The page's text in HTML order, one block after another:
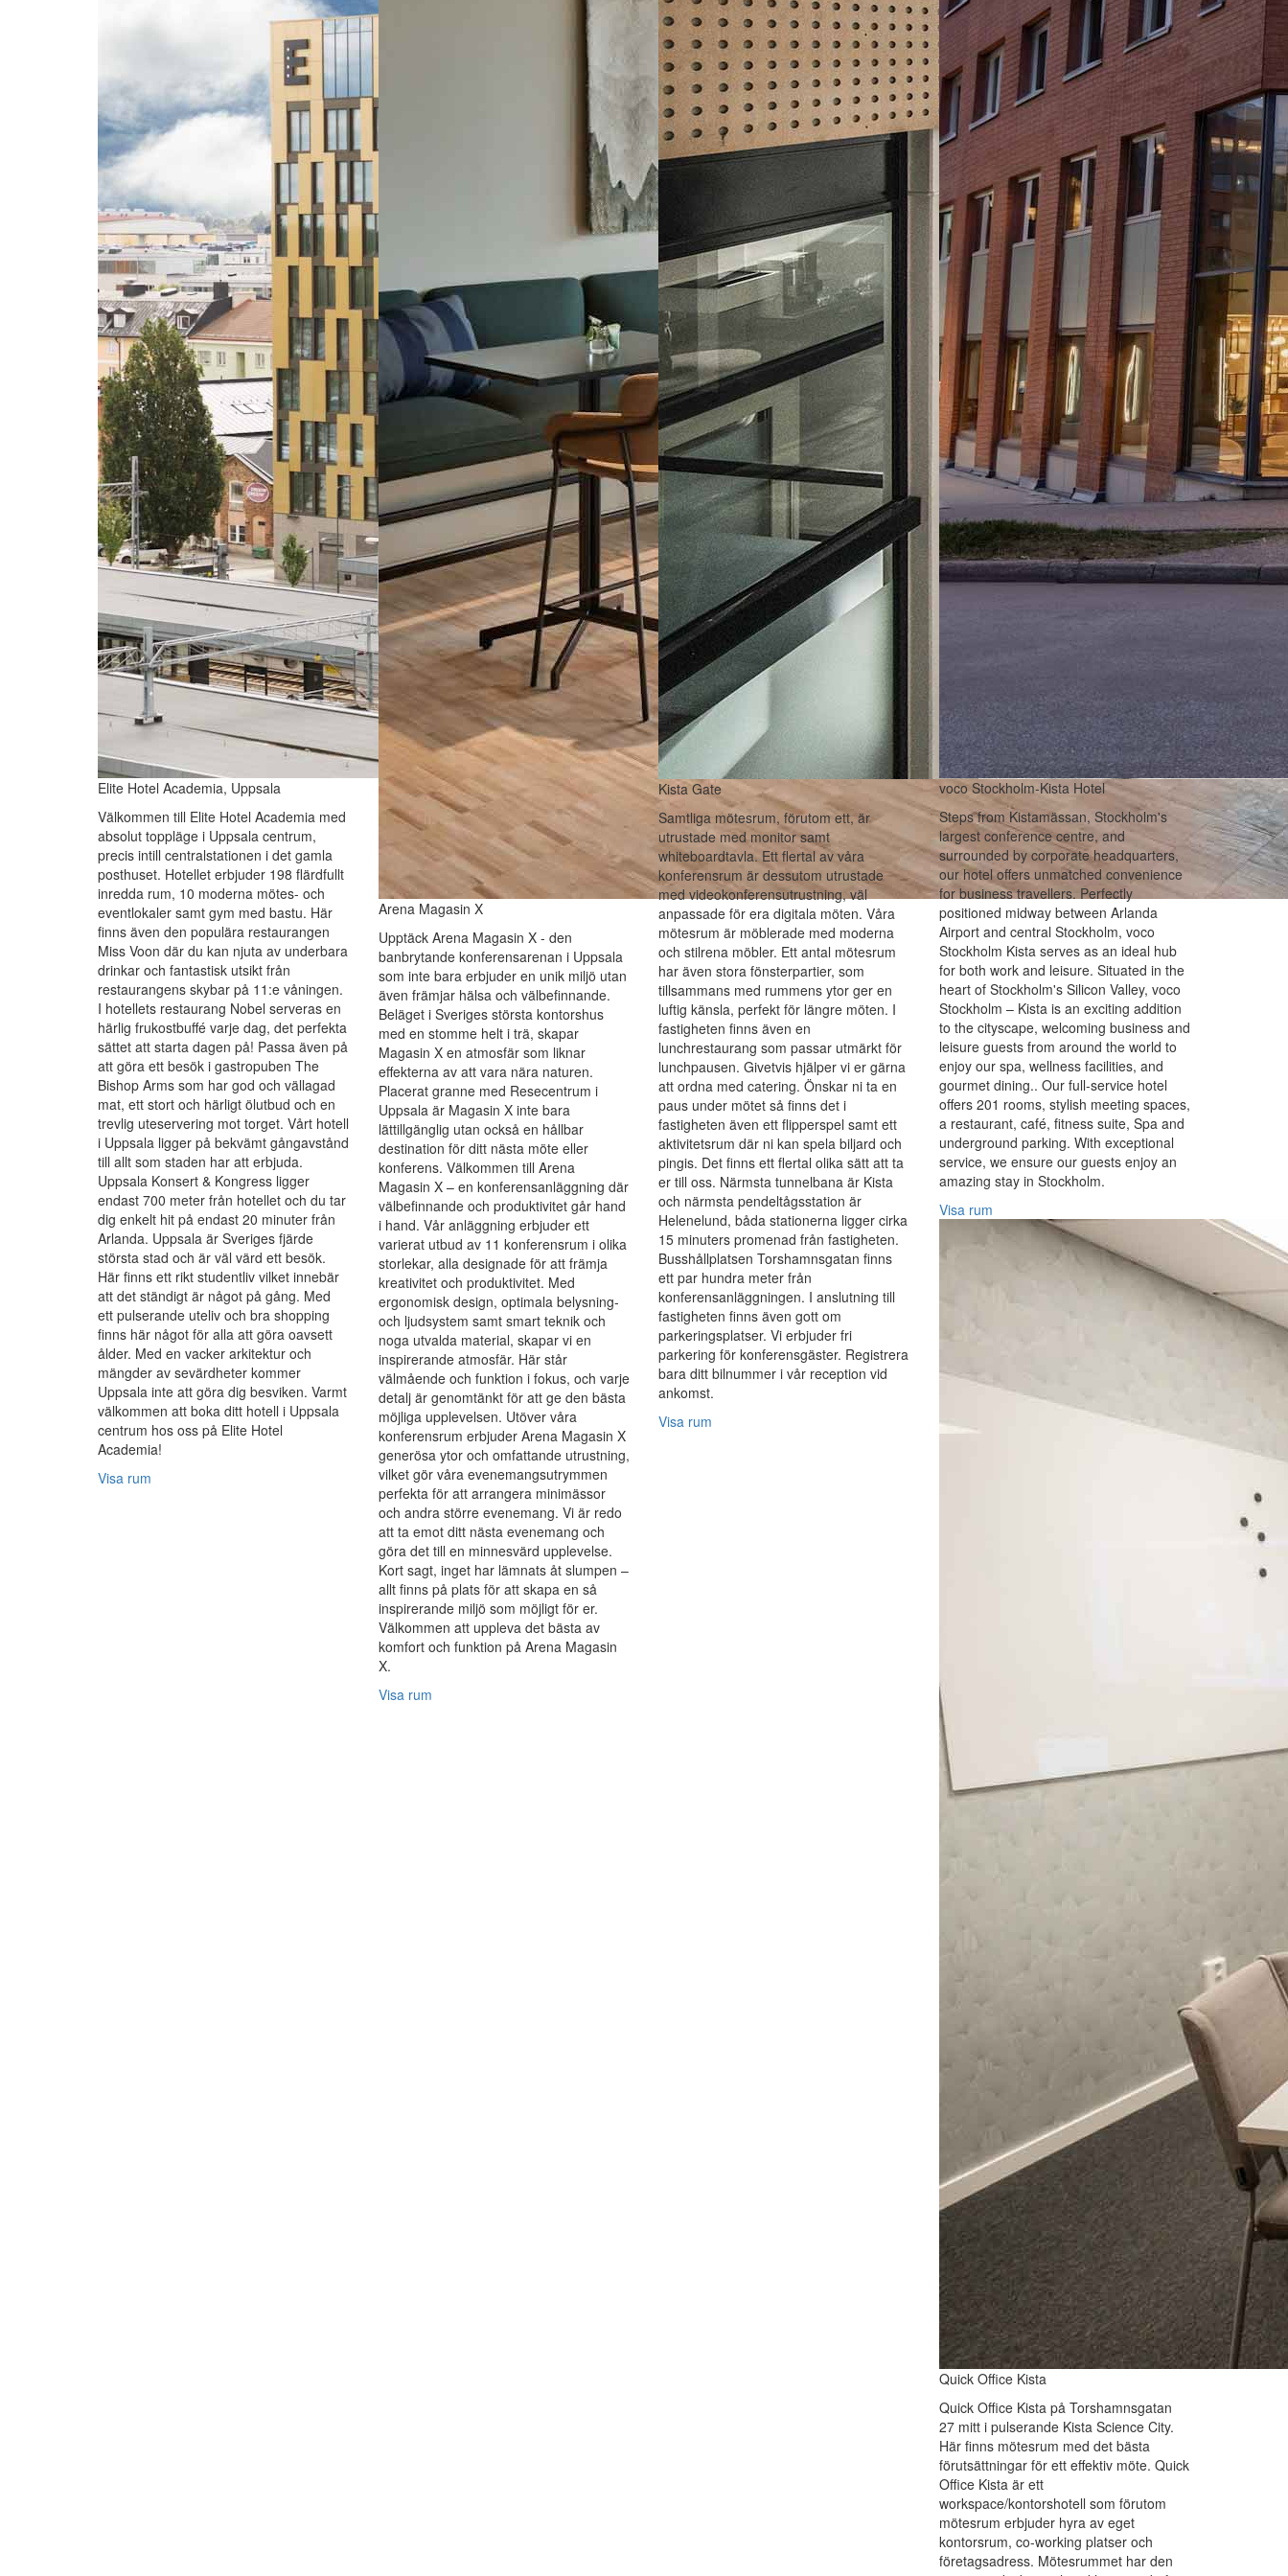
Elite Hotel Academia, Uppsala
Välkommen till Elite Hotel Academia med
absolut toppläge i Uppsala centrum,
precis intill centralstationen i det gamla
posthuset. Hotellet erbjuder 198 flärdfullt
inredda rum, 10 moderna mötes- och
eventlokaler samt gym med bastu. Här
finns även den populära restaurangen
Miss Voon där du kan njuta av underbara
drinkar och fantastisk utsikt från
restaurangens skybar på 11:e våningen.
I hotellets restaurang Nobel serveras en
härlig frukostbuffé varje dag, det perfekta
sättet att starta dagen på! Passa även på
att göra ett besök i gastropuben The
Bishop Arms som har god och vällagad
mat, ett stort och härligt ölutbud och en
trevlig uteservering mot torget. Vårt hotell
i Uppsala ligger på bekvämt gångavstånd
till allt som staden har att erbjuda.
Uppsala Konsert & Kongress ligger
endast 700 meter från hotellet och du tar
dig enkelt hit på endast 20 minuter från
Arlanda. Uppsala är Sveriges fjärde
största stad och är väl värd ett besök.
Här finns ett rikt studentliv vilket innebär
att det ständigt är något på gång. Med
ett pulserande uteliv och bra shopping
finns här något för alla att göra oavsett
ålder. Med en vacker arkitektur och
mängder av sevärdheter kommer
Uppsala inte att göra dig besviken. Varmt
välkommen att boka ditt hotell i Uppsala
centrum hos oss på Elite Hotel
Academia!
Visa rum
Arena Magasin X
Upptäck Arena Magasin X - den
banbrytande konferensarenan i Uppsala
som inte bara erbjuder en unik miljö utan
även främjar hälsa och välbefinnande.
Beläget i Sveriges största kontorshus
med en stomme helt i trä, skapar
Magasin X en atmosfär som liknar
effekterna av att vara nära naturen.
Placerat granne med Resecentrum i
Uppsala är Magasin X inte bara
lättillgänglig utan också en hållbar
destination för ditt nästa möte eller
konferens. Välkommen till Arena
Magasin X – en konferensanläggning där
välbefinnande och produktivitet går hand
i hand. Vår anläggning erbjuder ett
varierat utbud av 11 konferensrum i olika
storlekar, alla designade för att främja
kreativitet och produktivitet. Med
ergonomisk design, optimala belysning-
och ljudsystem samt smart teknik och
noga utvalda material, skapar vi en
inspirerande atmosfär. Här står
välmående och funktion i fokus, och varje
detalj är genomtänkt för att ge den bästa
möjliga upplevelsen. Utöver våra
konferensrum erbjuder Arena Magasin X
generösa ytor och omfattande utrustning,
vilket gör våra evenemangsutrymmen
perfekta för att arrangera minimässor
och andra större evenemang. Vi är redo
att ta emot ditt nästa evenemang och
göra det till en minnesvärd upplevelse.
Kort sagt, inget har lämnats åt slumpen –
allt finns på plats för att skapa en så
inspirerande miljö som möjligt för er.
Välkommen att uppleva det bästa av
komfort och funktion på Arena Magasin
X.
Visa rum
Kista Gate
Samtliga mötesrum, förutom ett, är
utrustade med monitor samt
whiteboardtavla. Ett flertal av våra
konferensrum är dessutom utrustade
med videokonferensutrustning, väl
anpassade för era digitala möten. Våra
mötesrum är möblerade med moderna
och stilrena möbler. Ett antal mötesrum
har även stora fönsterpartier, som
tillsammans med rummens ytor ger en
luftig känsla, perfekt för längre möten. I
fastigheten finns även en
lunchrestaurang som passar utmärkt för
lunchpausen. Givetvis hjälper vi er gärna
att ordna med catering. Önskar ni ta en
paus under mötet så finns det i
fastigheten även ett flipperspel samt ett
aktivitetsrum där ni kan spela biljard och
pingis. Det finns ett flertal olika sätt att ta
er till oss. Närmsta tunnelbana är Kista
och närmsta pendeltågsstation är
Helenelund, båda stationerna ligger cirka
15 minuters promenad från fastigheten.
Busshållplatsen Torshamnsgatan finns
ett par hundra meter från
konferensanläggningen. I anslutning till
fastigheten finns även gott om
parkeringsplatser. Vi erbjuder fri
parkering för konferensgäster. Registrera
bara ditt bilnummer i vår reception vid
ankomst.
Visa rum
voco Stockholm-Kista Hotel
Steps from Kistamässan, Stockholm's
largest conference centre, and
surrounded by corporate headquarters,
our hotel offers unmatched convenience
for business travellers. Perfectly
positioned midway between Arlanda
Airport and central Stockholm, voco
Stockholm Kista serves as an ideal hub
for both work and leisure. Situated in the
heart of Stockholm's Silicon Valley, voco
Stockholm – Kista is an exciting addition
to the cityscape, welcoming business and
leisure guests from around the world to
enjoy our spa, wellness facilities, and
gourmet dining.. Our full-service hotel
offers 201 rooms, stylish meeting spaces,
a restaurant, café, fitness suite, Spa and
underground parking. With exceptional
service, we ensure our guests enjoy an
amazing stay in Stockholm.
Visa rum
Quick Office Kista
Quick Office Kista på Torshamnsgatan
27 mitt i pulserande Kista Science City.
Här finns mötesrum med det bästa
förutsättningar för ett effektiv möte. Quick
Office Kista är ett
workspace/kontorshotell som förutom
mötesrum erbjuder hyra av eget
kontorsrum, co-working platser och
företagsadress. Mötesrummet har den